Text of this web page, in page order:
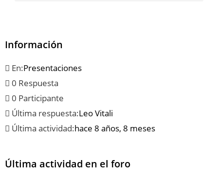
Información
En:Presentaciones
0 Respuesta
0 Participante
Última respuesta:Leo Vitali
Última actividad:hace 8 años, 8 meses
Última actividad en el foro